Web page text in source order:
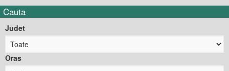
Cauta
Judet
Oras